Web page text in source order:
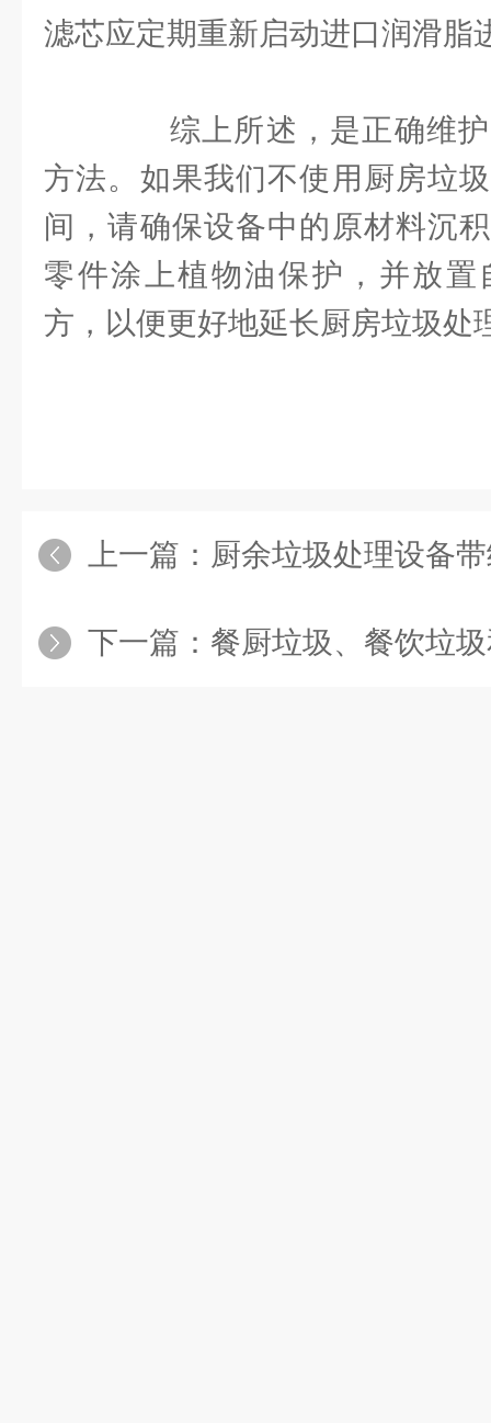
滤芯应定期重新启动进口润滑脂
综上所述，是正确维护
方法。如果我们不使用厨房垃
间，请确保设备中的原材料沉
零件涂上植物油保护，并放
方，以便更好地延长厨房垃圾处
上一篇： 厨余垃圾处理设备
下一篇： 餐厨垃圾、餐饮垃圾和厨余